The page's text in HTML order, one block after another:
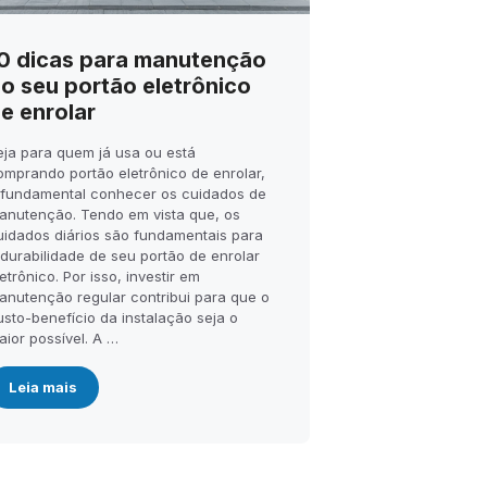
dicas para manutenção
seu portão eletrônico
enrolar
para quem já usa ou está
portão eletrônico de enrolar,
conhecer os cuidados de
Tendo em vista que, os
diários são fundamentais para
de seu portão de enrolar
Por isso, investir em
regular contribui para que o
benefício da instalação seja o
possível. A …
Leia mais